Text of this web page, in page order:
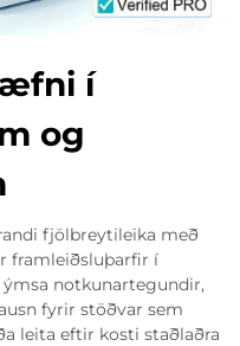
í
og
fjölbreytileika með
framleiðsluþarfir í
notkunartegundir,
fyrir stöðvar sem
leita eftir kosti staðlaðra